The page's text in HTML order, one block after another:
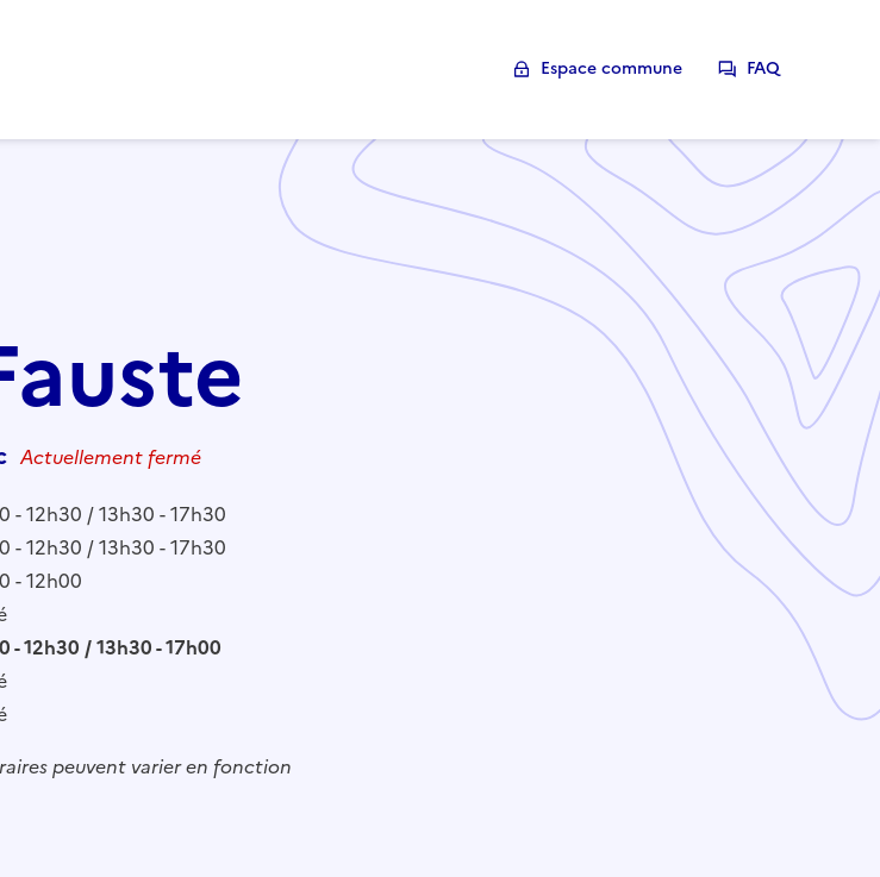
Espace commune FAQ
Actuellement fermé
- 12h30 / 13h30 - 17h30
- 12h30 / 13h30 - 17h30
- 12h00
- 12h30 / 13h30 - 17h00
peuvent varier en fonction